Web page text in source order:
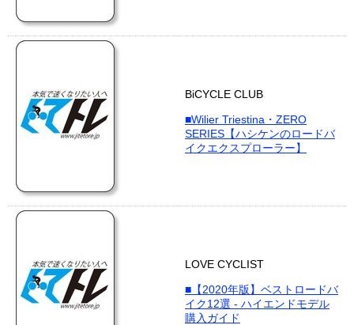
BiCYCLE CLUB
■Wilier Triestina・ZERO
SERIES【ハシケンのロードバ
イクエクスプローラー】
LOVE CYCLIST
■【2020年版】ベストロードバ
イク12選 - ハイエンドモデル
購入ガイド